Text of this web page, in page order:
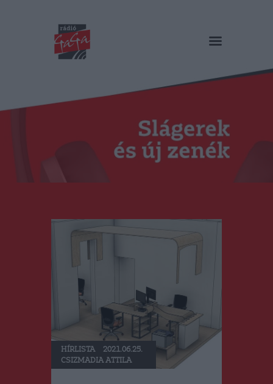
RÁDIÓ GAGA
Műsorok
Duma Duba
Podcast és videók
Stáb
HÍRLISTA
2021.06.25.
CSIZMADIA ATTILA